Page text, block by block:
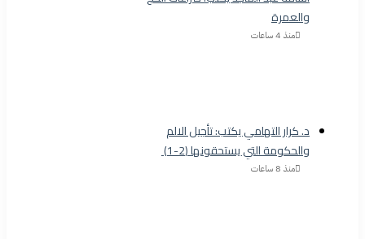
والعمرة
منذ 4 ساعات
د. كرار التهامي يكتب: تأجيل الالم
والحكومة التي يستحقونها (2-1)
منذ 8 ساعات